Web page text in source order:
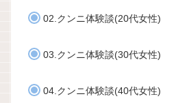
02.クンニ体験談(20代女性)
03.クンニ体験談(30代女性)
04.クンニ体験談(40代女性)